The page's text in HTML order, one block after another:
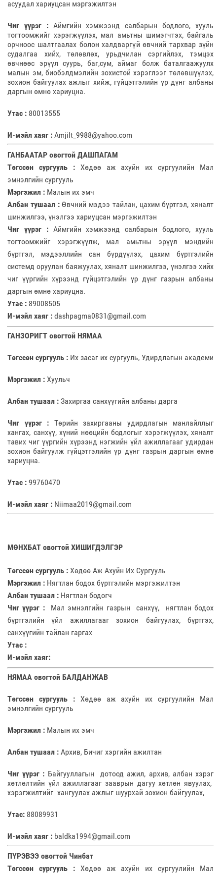
асуудал хариуцсан мэргэжилтэн
Чиг үүрэг : Аймгийн хэмжээнд салбарын бодлого, хууль
тогтоомжийг хэрэгжүүлэх, мал амьтны шимэгчтэх, байгаль
орчноос шалтгаалах болон халдваргүй өвчний тархвар зүйн
судалгаа хийх, төлөвлөх, урьдчилан сэргийлэх, тэмцэх
өвчнөөс эрүүл суурь, баг,сум, аймаг болж баталгаажуулх
малын эм, биобэлдмэлийн зохистой хэрэглээг төлөвшүүлэх,
зохион байгуулах ажлыг хийж, гүйцэтгэлийн үр дүнг албаны
даргын өмнө хариуцна.
Утас : 80013555
И-мэйл хаяг : Amjilt_9988@yahoo.com
ГАНБААТАР овогтой ДАШПАГАМ
Төгссөн сургууль : Хөдөө аж ахуйн их сургуулийн Мал
эмнэлгийн сургууль
Мэргэжил : Малын их эмч
Албан тушаал :Өвчний мэдээ тайлан, цахим бүртгэл, хяналт
шинжилгээ, үнэлгээ хариуцсан мэргэжилтэн
Чиг үүрэг :Аймгийн хэмжээнд салбарын бодлого, хууль
тогтоомжийг хэрэгжүүлж, мал амьтны эрүүл мэндийн
бүртгэл, мэдээллийн сан бүрдүүлэх, цахим бүртгэлийн
системд оруулан баяжуулах, хяналт шинжилгээ, үнэлгээ хийх
чиг үүргийн хүрээнд гүйцэтгэлийн үр дүнг газрын албаны
даргын өмнө хариуцна.
Утас : 89008505
И-мэйл хаяг : dashpagma0831@gmail.com
ГАНЗОРИГТ овогтой НЯМАА
Төгссөн сургууль : Их засаг их сургууль, Удирдлагын академи
Мэргэжил : Хуульч
Албан тушаал : Захиргаа санхүүгийн албаны дарга
Чиг үүрэг : Төрийн захиргааны удирдлагын манлайллыг
хангах, санхүү, хүний нөөцийн бодлогыг хэрэгжүүлэх, хяналт
тавих чиг үүргийн хүрээнд нэгжийн үйл ажиллагааг удирдан
зохион байгуулж гүйцэтгэлийн үр дүнг газрын даргын өмнө
хариуцна.
Утас : 99760470
И-мэйл хаяг : Niimaa2019@gmail.com
МӨНХБАТ овогтой ХИШИГДЭЛГЭР
Төгссөн сургууль : Хөдөө Аж Ахуйн Их Сургууль
Мэргэжил : Нягтлан бодох бүртгэлийн мэргэжилтэн
Албан тушаал : Нягтлан бодогч
Чиг үүрэг :
Мал эмнэлгийн газрын санхүү, нягтлан бодох
бүртгэлийн үйл ажиллагааг зохион байгуулах, бүртгэх,
санхүүгийн тайлан гаргах
Утас :
И-мэйл хаяг:
НЯМАА овогтой БАЛДАНЖАВ
Төгссөн сургууль : Хөдөө аж ахуйн их сургуулийн Мал
эмнэлгийн сургууль
Мэргэжил : Малын их эмч
Албан тушаал : Архив, Бичиг хэргийн ажилтан
Чиг үүрэг : Байгууллагын дотоод ажил, архив, албан хэрэг
хөтлөлтийн үйл ажиллагааг зааврын дагуу хөтлөн явуулах,
хэрэгжилтийг хангуулах ажлыг шуурхай зохион байгуулах,
Утас: 88089931
И-мэйл хаяг : baldka1994@gmail.com
ПҮРЭВЭЭ овогтой Чинбат
Төгссөн сургууль :Хөдөө аж ахуйн их сургуулийн Мал